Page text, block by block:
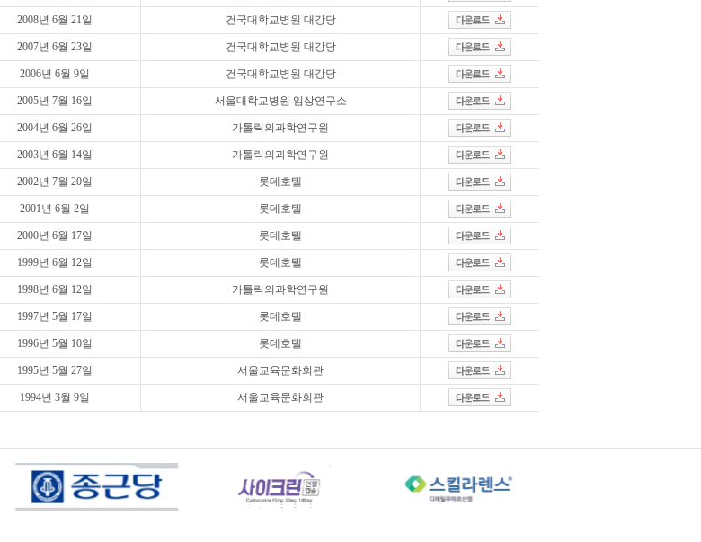
2008년 6월 21일 건국대학교병원 대강당
2007년 6월 23일 건국대학교병원 대강당
2006년 6월 9일 건국대학교병원 대강당
2005년 7월 16일 서울대학교병원 임상연구소
2004년 6월 26일 가톨릭의과학연구원
2003년 6월 14일 가톨릭의과학연구원
2002년 7월 20일 롯데호텔
2001년 6월 2일 롯데호텔
2000년 6월 17일 롯데호텔
1999년 6월 12일 롯데호텔
1998년 6월 12일 가톨릭의과학연구원
1997년 5월 17일 롯데호텔
1996년 5월 10일 롯데호텔
1995년 5월 27일 서울교육문화회관
1994년 3월 9일 서울교육문화회관